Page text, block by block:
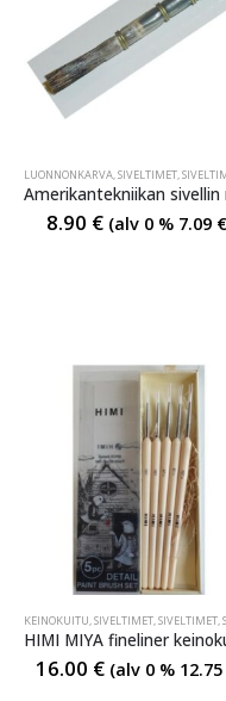
LUONNONKARVA,SIVELTIMET,
8.90 € (alv 0 % 7.09 €
KEINOKUITU,SIVELTIMET,SIVELTIMET,
16.00 € (alv 0 % 12.75